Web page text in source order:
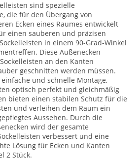
sind spezielle
die für den Übergang von
Ecken eines Raumes entwickelt
einen sauberen und präzisen
in einem 90-Grad-Winkel
Diese Außenecken
an den Kanten
geschnitten werden müssen.
und schnelle Montage,
optisch perfekt und gleichmäßig
bieten einen stabilen Schutz für die
und verleihen dem Raum ein
Aussehen. Durch die
wird der gesamte
verbessert und eine
Lösung für Ecken und Kanten
2 Stück.